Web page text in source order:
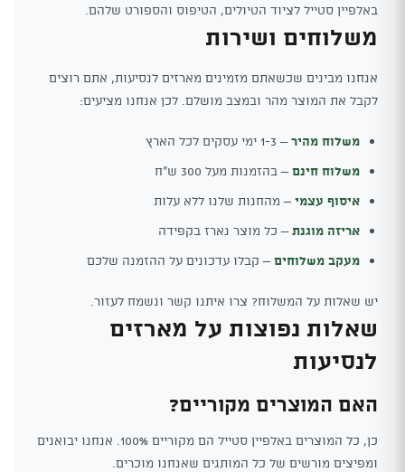
באלפיין סטייל לציוד הטיולים, הטיפוס והספורט שלהם.
משלוחים ושירות
אנחנו מבינים שכשאתם מזמינים מארזים לנסיעות, אתם רוצים
לקבל את המוצר מהר ובמצב מושלם. לכן אנחנו מציעים:
משלוח מהיר– 1-3 ימי עסקים לכל הארץ
משלוח חינם– בהזמנות מעל 300 ש"ח
איסוף עצמי– מהחנות שלנו ללא עלות
אריזה מוגנת– כל מוצר נארז בקפידה
מעקב משלוחים– קבלו עדכונים על ההזמנה שלכם
יש שאלות על המשלוח? צרו איתנו קשר ונשמח לעזור.
שאלות נפוצות על מארזים
לנסיעות
האם המוצרים מקוריים?
כן, כל המוצרים באלפיין סטייל הם מקוריים 100%. אנחנו יבואנים
ומפיצים מורשים של כל המותגים שאנחנו מוכרים.